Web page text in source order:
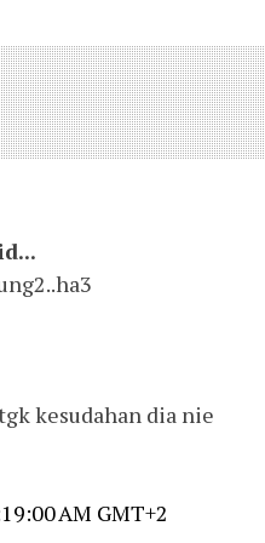
kesudahan dia nie
AM GMT+2